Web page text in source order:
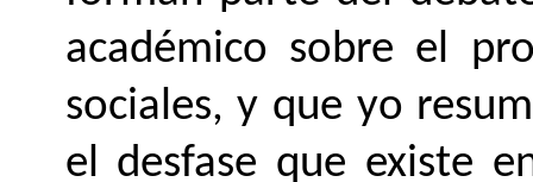
académico sobre el
sociales, y que yo
el desfase que existe